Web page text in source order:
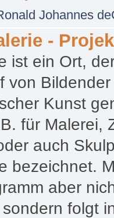
Johannes
-
ist ein Ort,
von
Kunst
für Malerei,
auch
bezeichnet.
aber
folgt